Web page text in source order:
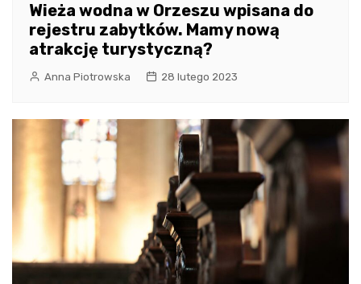
Wieża wodna w Orzeszu wpisana do
rejestru zabytków. Mamy nową
atrakcję turystyczną?
Anna Piotrowska 28 lutego 2023